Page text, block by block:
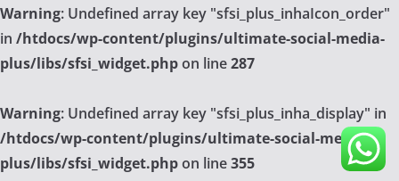
Warning: Undefined array key "sfsi_plus_inhaIcon_order"
in /htdocs/wp-content/plugins/ultimate-social-media-
plus/libs/sfsi_widget.phpon line287
Warning: Undefined array key "sfsi_plus_inha_display" in
/htdocs/wp-content/plugins/ultimate-social-media-
plus/libs/sfsi_widget.phpon line355